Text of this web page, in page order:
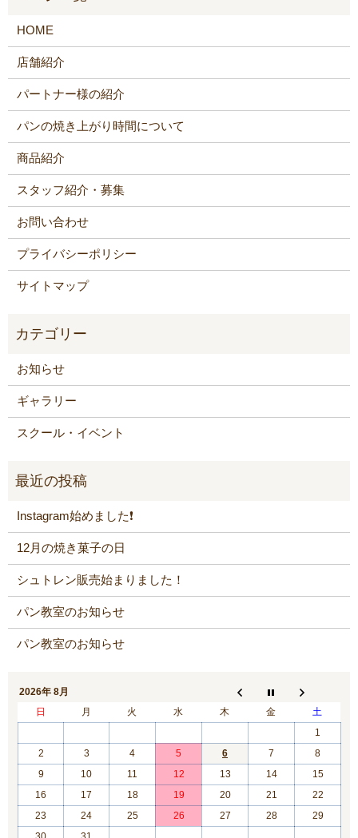
HOME
店舗紹介
パートナー様の紹介
パンの焼き上がり時間について
商品紹介
スタッフ紹介・募集
お問い合わせ
プライバシーポリシー
サイトマップ
お知らせ
ギャラリー
スクール・イベント
Instagram始めました❗️
12月の焼き菓子の日
シュトレン販売始まりました！
パン教室のお知らせ
パン教室のお知らせ
2026年 8月
日
月 火 水 木 金
土
1
2
3 4 5 6 7
8
9
10 11 12 13 14
15
16
17 18 19 20 21
22
23
24 25 26 27 28
29